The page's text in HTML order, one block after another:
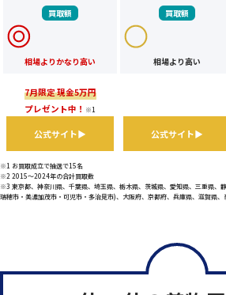
買取額
相場よりかなり高い
買取額
相場より高い
7月限定 現金5万円
プレゼント中！ ※1
公式サイト▶ 公式サイト▶
※1 お買取成立で抽選で15名
※2 2015～2024年の合計買取数
※3 東京都、神奈川県、千葉県、埼玉県、栃木県、茨城県、愛知県、三重県、
瑞穂市・美濃加茂市・可児市・多治見市)、大阪府、京都府、兵庫県、滋賀県